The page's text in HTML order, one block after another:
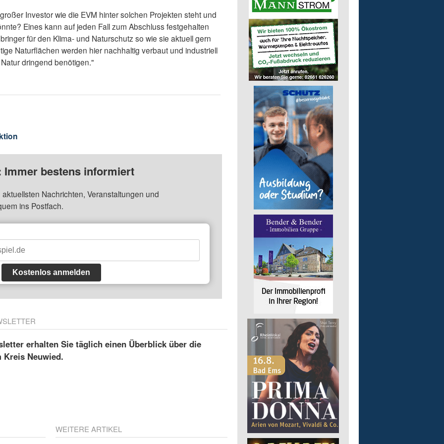
Investor wie die EVM hinter solchen Projekten steht und
Eines kann auf jeden Fall zum Abschluss festgehalten
für den Klima- und Naturschutz so wie sie aktuell gern
Naturflächen werden hier nachhaltig verbaut und industriell
dringend benötigen."
Immer bestens informiert
Nachrichten, Veranstaltungen und
ins Postfach.
Kostenlos anmelden
erhalten Sie täglich einen Überblick über die
Kreis Neuwied.
WEITERE ARTIKEL